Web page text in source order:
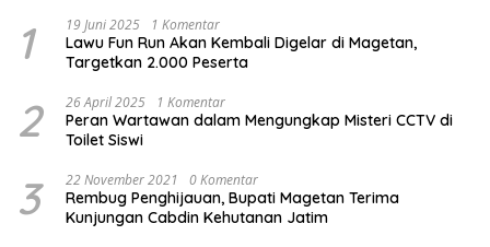
1 19 Juni 2025 1 Komentar
Lawu Fun Run Akan Kembali Digelar di Magetan,
Targetkan 2.000 Peserta
2 26 April 2025 1 Komentar
Peran Wartawan dalam Mengungkap Misteri CCTV di
Toilet Siswi
3 22 November 2021 0 Komentar
Rembug Penghijauan, Bupati Magetan Terima
Kunjungan Cabdin Kehutanan Jatim